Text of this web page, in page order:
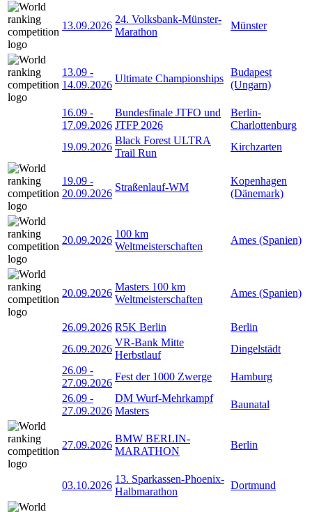
13.09.2026
24. Volksbank-Münster-
Marathon
Münster
13.09 -
14.09.2026
Ultimate Championships
Budapest
(Ungarn)
16.09 -
17.09.2026
Bundesfinale JTFO und
JTFP 2026
Berlin-
Charlottenburg
19.09.2026
Black Forest ULTRA
Trail Run
Kirchzarten
19.09 -
20.09.2026
Straßenlauf-WM
Kopenhagen
(Dänemark)
20.09.2026
100 km
Weltmeisterschaften
Ames (Spanien)
20.09.2026
Masters 100 km
Weltmeisterschaften
Ames (Spanien)
26.09.2026 R5K Berlin
Berlin
26.09.2026
VR-Bank Mitte
Herbstlauf
Dingelstädt
26.09 -
27.09.2026
Fest der 1000 Zwerge
Hamburg
26.09 -
27.09.2026
DM Wurf-Mehrkampf
Masters
Baunatal
27.09.2026
BMW BERLIN-
MARATHON
Berlin
03.10.2026
13. Sparkassen-Phoenix-
Halbmarathon
Dortmund